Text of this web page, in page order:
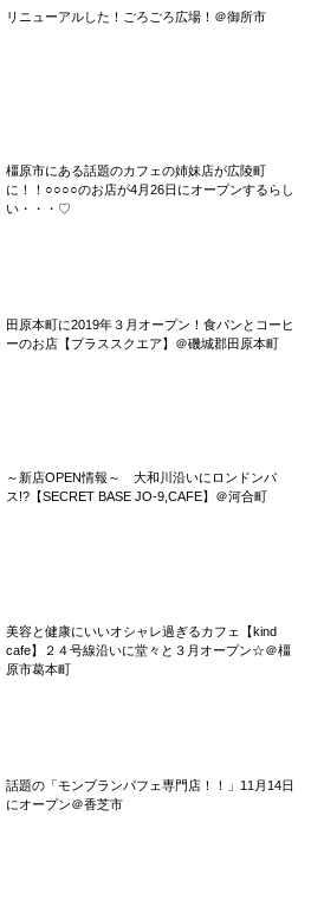
リニューアルした！ごろごろ広場！＠御所市
橿原市にある話題のカフェの姉妹店が広陵町
に！！○○○○のお店が4月26日にオープンするらし
い・・・♡
田原本町に2019年３月オープン！食パンとコーヒ
ーのお店【プラススクエア】＠磯城郡田原本町
～新店OPEN情報～ 大和川沿いにロンドンバ
ス!?【SECRET BASE JO-9,CAFE】＠河合町
美容と健康にいいオシャレ過ぎるカフェ【kind
cafe】２４号線沿いに堂々と３月オープン☆＠橿
原市葛本町
話題の「モンブランパフェ専門店！！」11月14日
にオープン＠香芝市